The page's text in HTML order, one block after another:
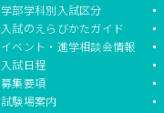
学部学科別入試区分
入試のえらびかたガイド
イベント・進学相談会情報
入試日程
募集要項
試験場案内